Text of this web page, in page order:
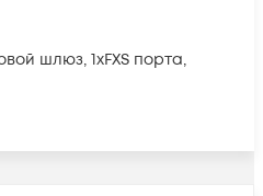
шлюз, 1xFXS порта,